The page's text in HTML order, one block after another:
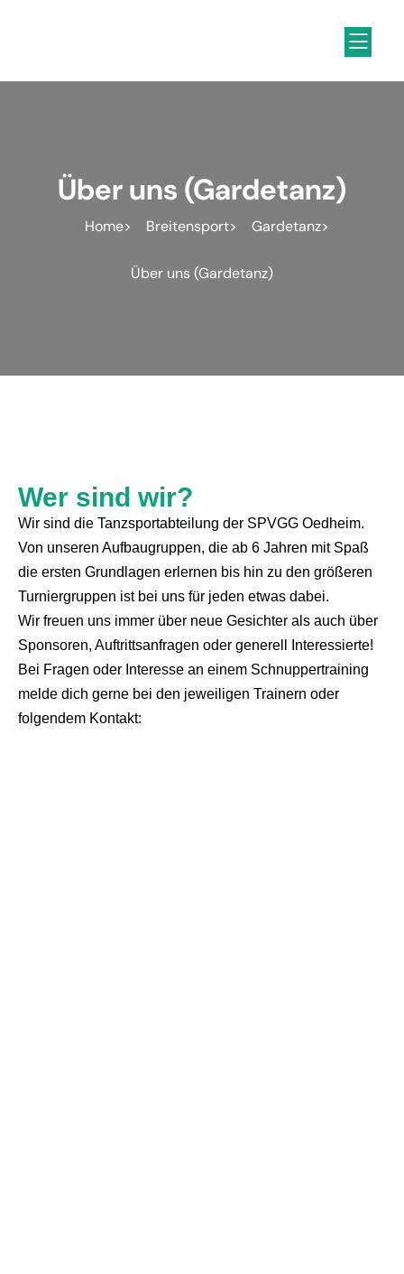
Über uns (Gardetanz)
Home Breitensport Gardetanz
Über uns (Gardetanz)
Wer sind wir?
Wir sind die Tanzsportabteilung der SPVGG Oedheim.
Von unseren Aufbaugruppen, die ab 6 Jahren mit Spaß
die ersten Grundlagen erlernen bis hin zu den größeren
Turniergruppen ist bei uns für jeden etwas dabei.
Wir freuen uns immer über neue Gesichter als auch über
Sponsoren, Auftrittsanfragen oder generell Interessierte!
Bei Fragen oder Interesse an einem Schnuppertraining
melde dich gerne bei den jeweiligen Trainern oder
folgendem Kontakt: